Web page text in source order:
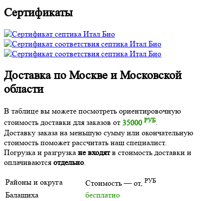
Сертификаты
Доставка по Москве и Московской
области
В таблице вы можете посмотреть ориентировочную
стоимость доставки для заказов от 35000 РУБ.
Доставку заказа на меньшую сумму или окончательную
стоимость поможет рассчитать наш специалист.
Погрузка и разгрузка не входятв стоимость доставки и
оплачиваются отдельно
Районы и округа Стоимость — от, РУБ
Балашиха
бесплатно